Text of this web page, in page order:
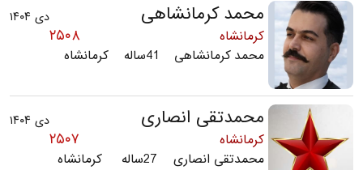
دی ۱۴۰۴ محمد کرمانشاهی
۲۵۰۸
کرمانشاه
محمد کرمانشاهی 41ساله کرمانشاه
دی ۱۴۰۴ محمدتقی انصاری
۲۵۰۷
کرمانشاه
محمدتقی انصاری 27ساله کرمانشاه